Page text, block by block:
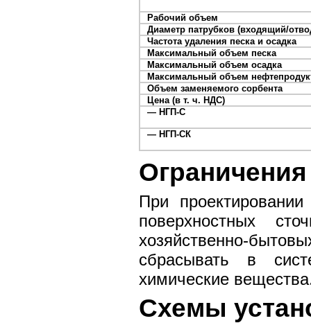
Рабочий объем
Диаметр патрубков (входящий/
Частота удаления песка и осадка
Максимальный объем песка
Максимальный объем осадка
Максимальный объем
Объем заменяемого сорбента
Цена (в т. ч. НДС)
— НГП-С
— НГП-СК
Ограничения
При
поверхностных
хозяйственно-
сбрасывать в
химические
Схемы